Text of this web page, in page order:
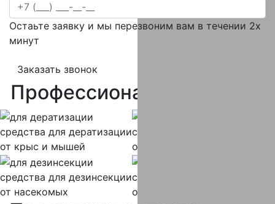
Остаьте заявку и мы перезвоним вам в течении 2х
минут
Заказать звонок
Профессиональная
средства для дератизации
от крыс и мышей
средства
от вирусов и бактерий
средства для дезинсекции
от насекомых
средства
от крыс и мышей